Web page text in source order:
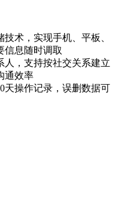
术，实现手机、平板、
信息随时调取
人，支持按社交关系建立
通效率
天操作记录，误删数据可